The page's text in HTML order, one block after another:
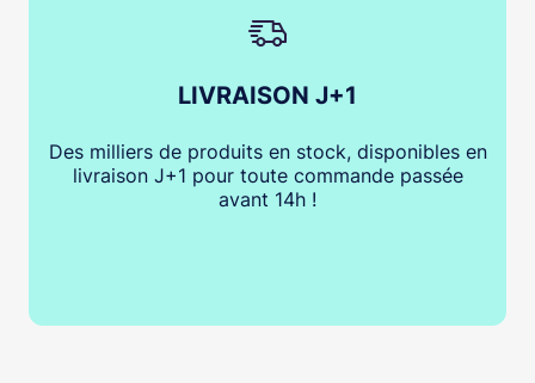
LIVRAISON J+1
Des milliers de produits en stock, disponibles en
livraison J+1 pour toute commande passée
avant 14h !